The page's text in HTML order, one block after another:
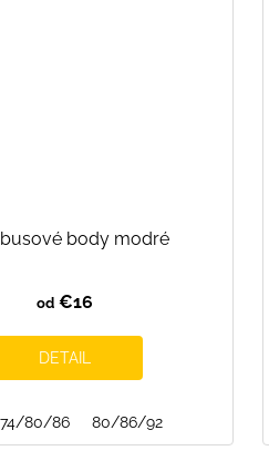
body modré
od €16
DETAIL
74/80/86 80/86/92